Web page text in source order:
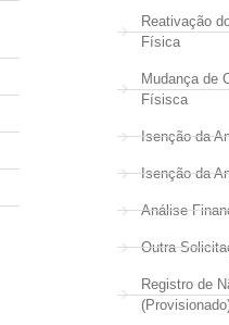
Reativação
Física
Mudança de
Físisca
Isenção da
Isenção da
Análise
Outra
Registro de